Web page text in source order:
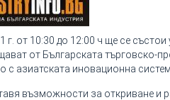
г. от 10:30 до 12:00 ч ще се
от Българската търговско-
с азиатската иновационна
възможности за откриване и